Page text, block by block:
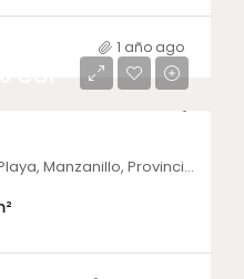
1 año ago
Morros Io - Serena del Mar, Playa, Manzanillo, Provincia de Cartagena, Bolívar, Colombia